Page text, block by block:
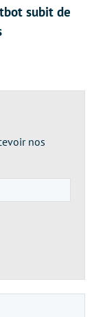
subit de
nos